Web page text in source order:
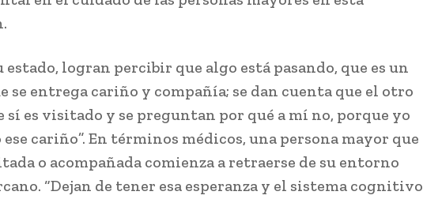
estado, logran percibir que algo está pasando, que es un
se entrega cariño y compañía; se dan cuenta que el otro
sí es visitado y se preguntan por qué a mí no, porque yo
cariño”. En términos médicos, una persona mayor que
o acompañada comienza a retraerse de su entorno
“Dejan de tener esa esperanza y el sistema cognitivo